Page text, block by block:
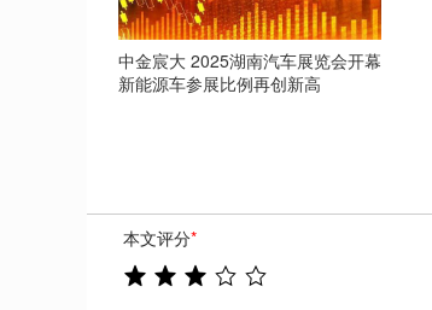
中金宸大 2025湖南汽车展览会开幕
新能源车参展比例再创新高
本文评分*